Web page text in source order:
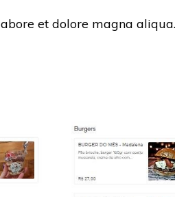
et dolore magna aliqua.